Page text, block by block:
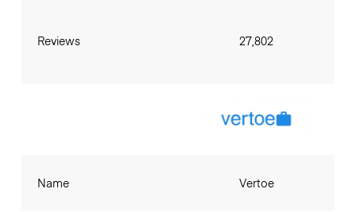
Reviews 27,802
Name Vertoe